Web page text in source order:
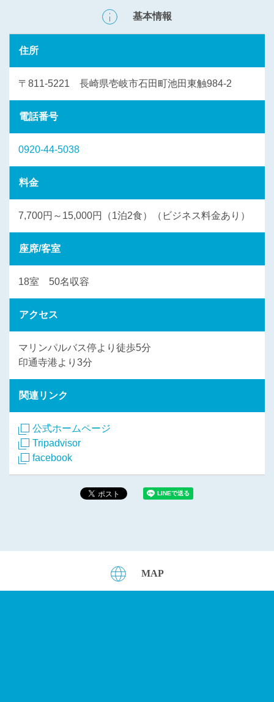
基本情報
住所
〒811-5221 長崎県壱岐市石田町池田東触984-2
電話番号
0920-44-5038
料金
7,700円～15,000円（1泊2食）（ビジネス料金あり）
座席/客室
18室 50名収容
アクセス
マリンパルバス停より徒歩5分
印通寺港より3分
関連リンク
公式ホームページ
Tripadvisor
facebook
MAP